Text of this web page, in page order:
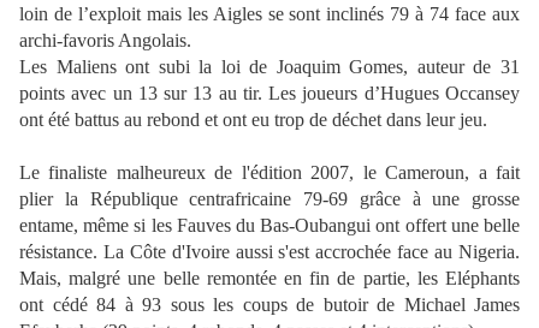
loin de l’exploit mais les Aigles se sont inclinés 79 à 74 face aux
archi-favoris Angolais.
Les Maliens ont subi la loi de Joaquim Gomes, auteur de 31
points avec un 13 sur 13 au tir. Les joueurs d’Hugues Occansey
ont été battus au rebond et ont eu trop de déchet dans leur jeu.
Le finaliste malheureux de l'édition 2007, le Cameroun, a fait
plier la République centrafricaine 79-69 grâce à une grosse
entame, même si les Fauves du Bas-Oubangui ont offert une belle
résistance. La Côte d'Ivoire aussi s'est accrochée face au Nigeria.
Mais, malgré une belle remontée en fin de partie, les Eléphants
ont cédé 84 à 93 sous les coups de butoir de Michael James